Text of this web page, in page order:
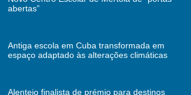
abertas”
Antiga escola em Cuba transformada em
espaço adaptado às alterações climáticas
Alentejo finalista de prémio para destinos